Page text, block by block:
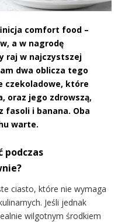
comfort food –
a w nagrodę
raj w najczystszej
dwa oblicza tego
czekoladowe, które
oraz jego zdrowszą,
fasoli i banana. Oba
warte.
podczas
ciasto, które nie wymaga
Jeśli jednak
wilgotnym środkiem